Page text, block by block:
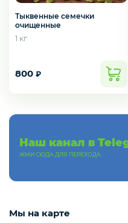
Икра
Тыквенные семечки
очищенные
1 кг
800 ₽
Наш канал в
ЖМИ СЮДА ДЛЯ ПЕРЕХОДА
Мы на карте